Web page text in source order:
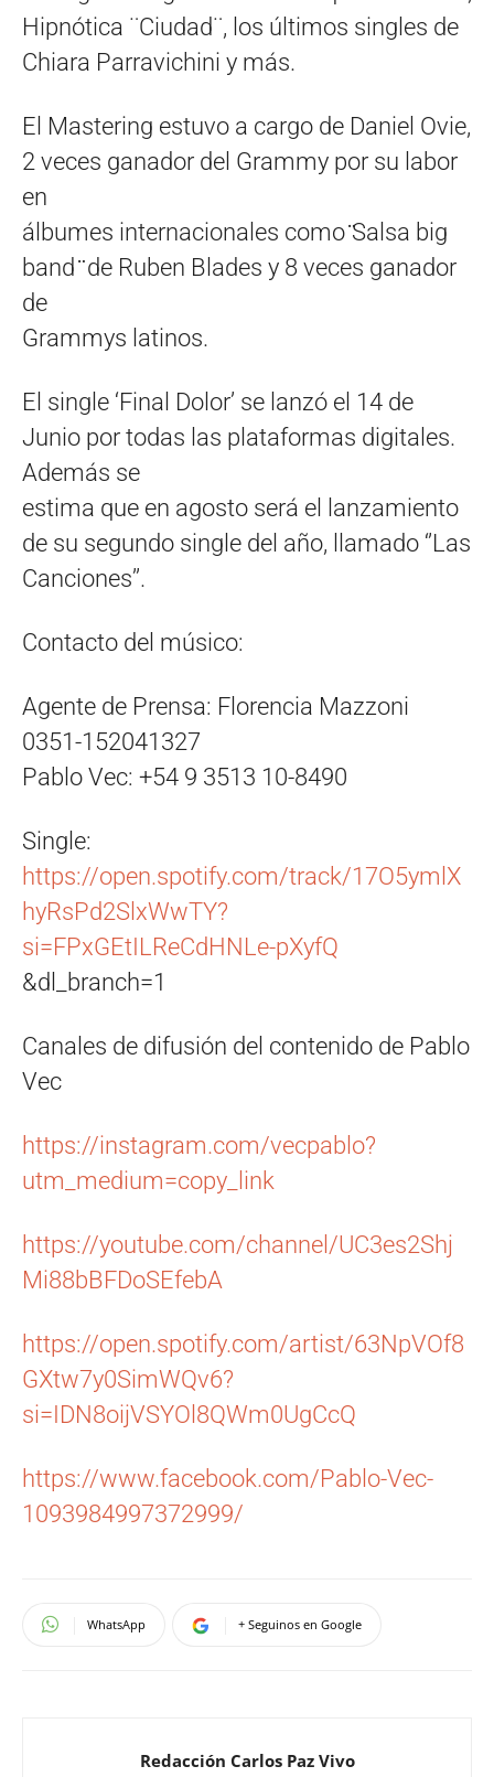
Hipnótica ¨Ciudad¨, los últimos singles de
Chiara Parravichini y más.
El Mastering estuvo a cargo de Daniel Ovie,
2 veces ganador del Grammy por su labor
en
álbumes internacionales como ̈Salsa big
band ̈ de Ruben Blades y 8 veces ganador
de
Grammys latinos.
El single ‘Final Dolor’ se lanzó el 14 de
Junio por todas las plataformas digitales.
Además se
estima que en agosto será el lanzamiento
de su segundo single del año, llamado ‘’Las
Canciones’’.
Contacto del músico:
Agente de Prensa: Florencia Mazzoni
0351-152041327
Pablo Vec: +54 9 3513 10-8490
Single:
https://open.spotify.com/track/17O5ymlX
hyRsPd2SlxWwTY?
si=FPxGEtILReCdHNLe-pXyfQ
&dl_branch=1
Canales de difusión del contenido de Pablo
Vec
https://instagram.com/vecpablo?
utm_medium=copy_link
https://youtube.com/channel/UC3es2Shj
Mi88bBFDoSEfebA
https://open.spotify.com/artist/63NpVOf8
GXtw7y0SimWQv6?
si=IDN8oijVSYOl8QWm0UgCcQ
https://www.facebook.com/Pablo-Vec-
1093984997372999/
WhatsApp + Seguinos en Google
Redacción Carlos Paz Vivo